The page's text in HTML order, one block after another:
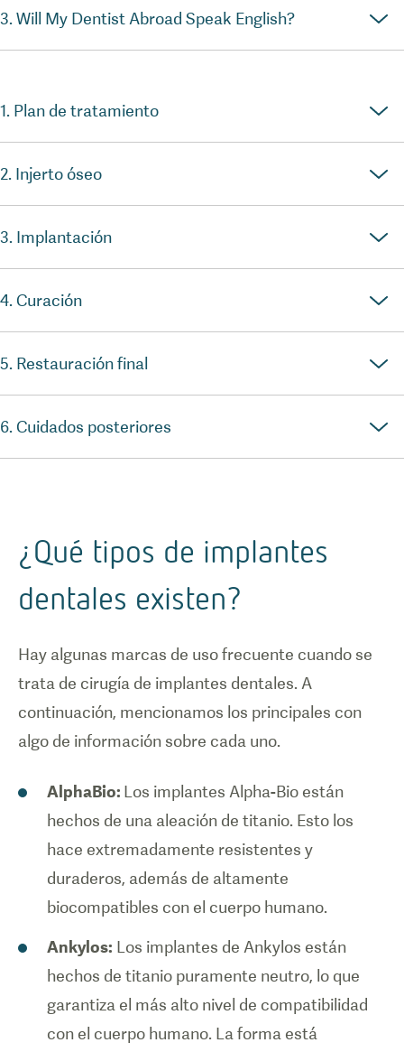
3. Will My Dentist Abroad Speak English?
1. Plan de tratamiento
2. Injerto óseo
3. Implantación
4. Curación
5. Restauración final
6. Cuidados posteriores
¿Qué tipos de implantes
dentales existen?
Hay algunas marcas de uso frecuente cuando se
trata de cirugía de implantes dentales. A
continuación, mencionamos los principales con
algo de información sobre cada uno.
AlphaBio: Los implantes Alpha-Bio están
hechos de una aleación de titanio. Esto los
hace extremadamente resistentes y
duraderos, además de altamente
biocompatibles con el cuerpo humano.
Ankylos: Los implantes de Ankylos están
hechos de titanio puramente neutro, lo que
garantiza el más alto nivel de compatibilidad
con el cuerpo humano. La forma está